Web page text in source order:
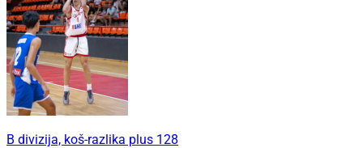
B divizija, koš-razlika plus 128